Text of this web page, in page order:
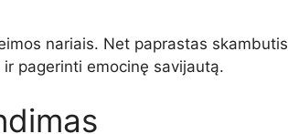
nariais. Net paprastas skambutis
pagerinti emocinę savijautą.